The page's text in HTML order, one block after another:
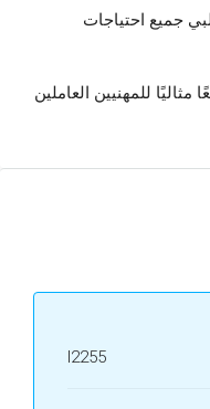
جميع احتياجات
للمهنيين العاملين
I2255